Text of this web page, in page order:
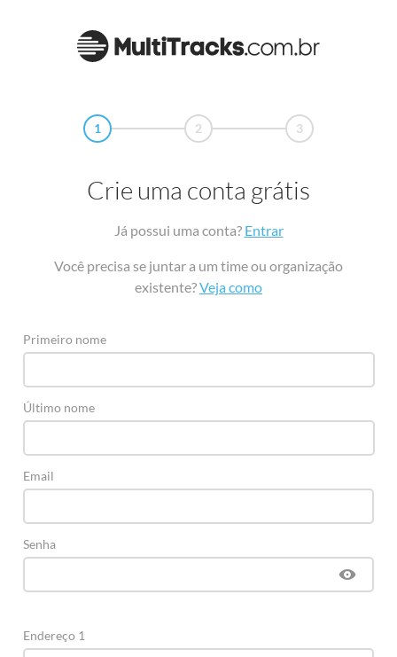
1 2 3
Crie uma conta grátis
Já possui uma conta? Entrar
Você precisa se juntar a um time ou organização
existente?Veja como
Primeiro nome
Último nome
Email
Senha
Endereço 1